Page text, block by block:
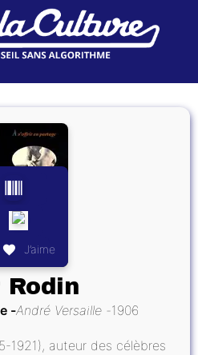
J’aime
Rodin
André Versaille 1906
1921), auteur des célèbres